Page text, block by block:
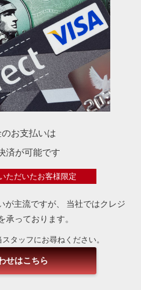
お支払いは
済が可能です
ただいたお客様限定
主流ですが、
当社ではクレジ
承っております。
タッフにお尋ねください。
せはこちら